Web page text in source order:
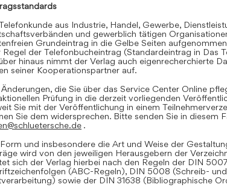
aus Industrie, Handel, Gewerbe,
und gewerblich tätigen
Grundeintrag in die Gelbe Seiten
Regel der Telefonbucheintrag (Standardeintrag in Das
hinaus nimmt der Verlag auch eigenrecherchierte
seiner Kooperationspartner auf.
die Sie über das Service Center Online
Prüfung in die derzeit vorliegenden
Sie mit der Veröffentlichung in einem
Sie dem widersprechen. Bitte senden Sie in diesem
.
und insbesondere die Art und Weise der
wird von den jeweiligen Herausgebern der
sich der Verlag hierbei nach den Regeln der DIN
(ABC-Regeln), DIN 5008 (Schreib-
sowie der DIN 31638 (Bibliographische